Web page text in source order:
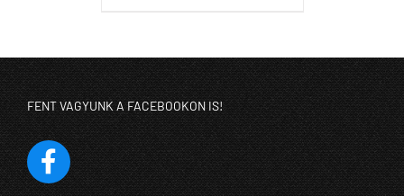
FENT VAGYUNK A FACEBOOKON IS!